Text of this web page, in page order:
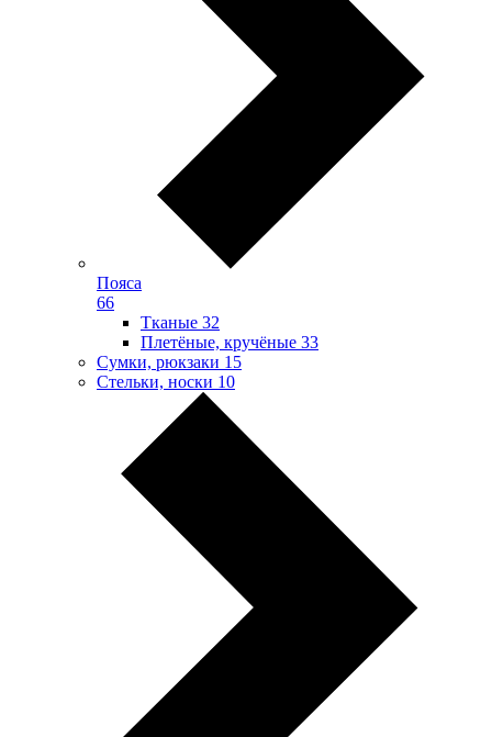
Пояса
66
Тканые 32
Плетёные, кручёные 33
Сумки, рюкзаки 15
Стельки, носки 10